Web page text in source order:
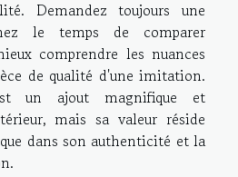
Demandez toujours une
le temps de comparer
comprendre les nuances
de qualité d'une imitation.
un ajout magnifique et
mais sa valeur réside
dans son authenticité et la